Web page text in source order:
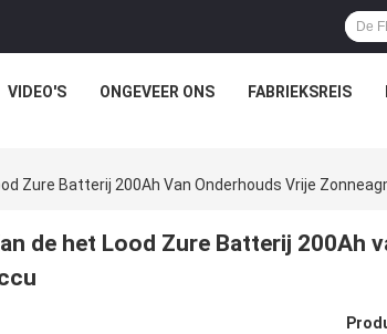
VIDEO'S ONGEVEER ONS FABRIEKSREIS
Zure Batterij 200Ah Van Onderhouds Vrije
de het Lood Zure Batterij 200Ah